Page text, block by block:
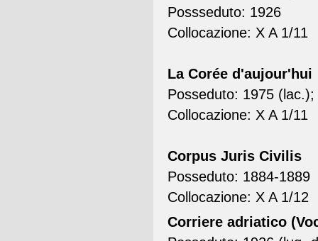
Possseduto: 1926
Collocazione: X A 1/11
La Corée d'aujour'hui
Posseduto: 1975
Collocazione: X A 1/11
Corpus Juris Civilis
Posseduto: 1884-1889
Collocazione: X A 1/12
Corriere adriatico